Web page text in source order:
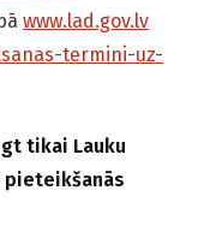
www.lad.gov.lv
termini-uz-
tikai Lauku